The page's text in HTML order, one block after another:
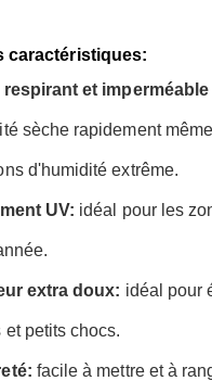
caractéristiques:
respirant et
sèche rapidement
d'humidité extrême.
UV: idéal pour les
extra doux: idéal pour
et petits chocs.
facile à mettre et à